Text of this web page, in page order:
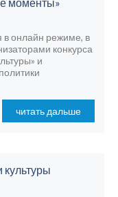
в онлайн режиме, в
конкурса
и
читать дальше
культуры